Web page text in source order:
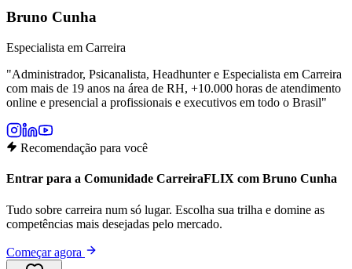
Bruno Cunha
Especialista em Carreira
"Administrador, Psicanalista, Headhunter e Especialista em Carreira
com mais de 19 anos na área de RH, +10.000 horas de atendimento
online e presencial a profissionais e executivos em todo o Brasil"
Recomendação para você
Entrar para a Comunidade CarreiraFLIX com Bruno Cunha
Tudo sobre carreira num só lugar. Escolha sua trilha e domine as
competências mais desejadas pelo mercado.
Começar agora